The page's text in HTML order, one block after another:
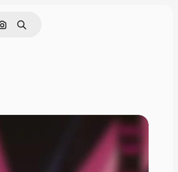
Поиск по изображению
Поиск